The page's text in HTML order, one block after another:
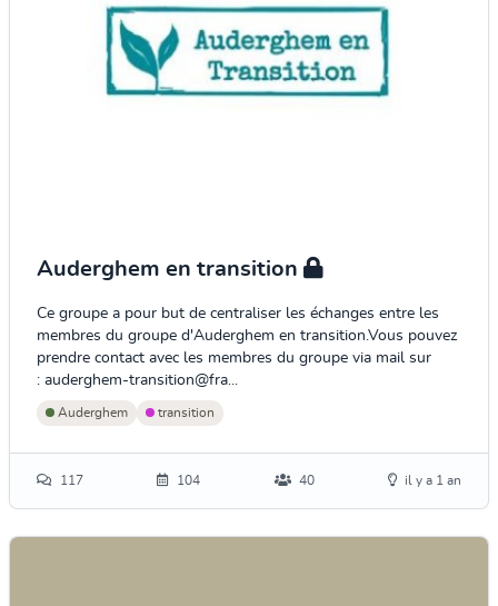
Auderghem en transition
Ce groupe a pour but de centraliser les échanges entre les
membres du groupe d'Auderghem en transition.Vous pouvez
prendre contact avec les membres du groupe via mail sur
: auderghem-transition@fra...
Auderghem transition
117 104 40 il y a 1 an